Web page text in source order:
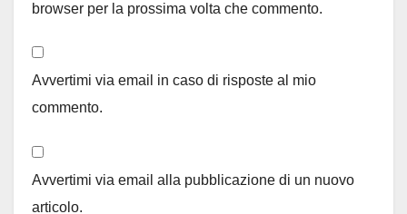
browser per la prossima volta che commento.
Avvertimi via email in caso di risposte al mio
commento.
Avvertimi via email alla pubblicazione di un nuovo
articolo.